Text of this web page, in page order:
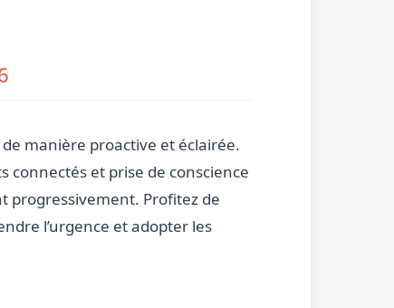
manière proactive et éclairée.
connectés et prise de conscience
progressivement. Profitez de
l’urgence et adopter les